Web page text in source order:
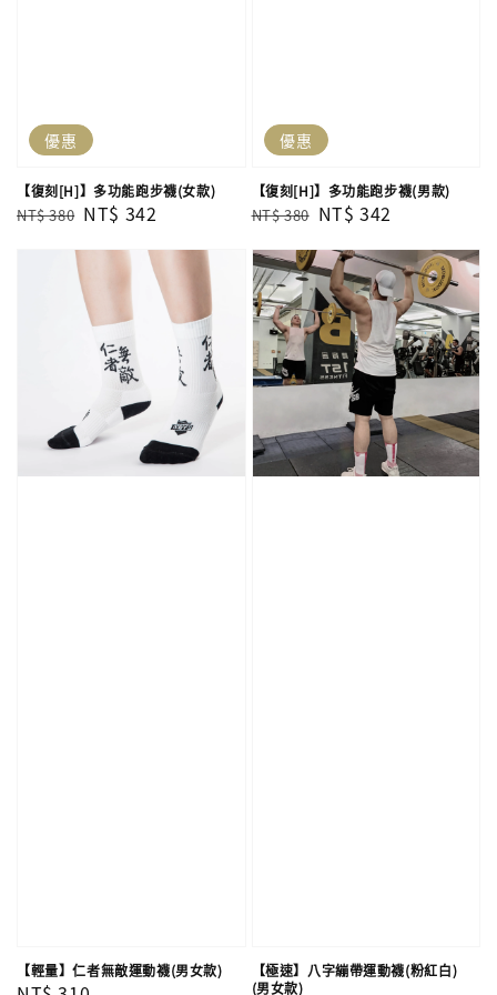
優惠
【復刻[H]】多功能跑步襪(女款)
Regular
NT$ 380 Sale
NT$ 342
優惠
【復刻[H]】多功能跑步襪(男款)
Regular
NT$ 380 Sale
NT$ 342
【輕量】仁者無敵運動襪(男女款)
【極速】八字繃帶運動襪(粉紅白)
(男女款)